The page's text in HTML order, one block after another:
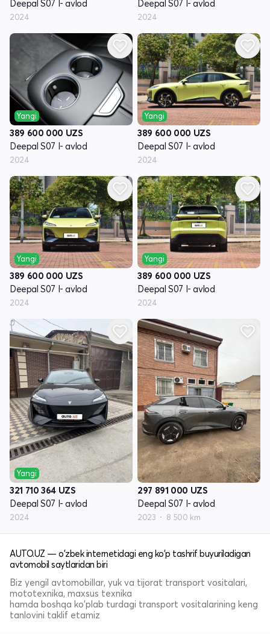
Deepal S07 I- avlod
2024
Deepal S07 I- avlod
2024
Yangi
389 600 000 UZS
Deepal S07 I- avlod
2024
Yangi
389 600 000 UZS
Deepal S07 I- avlod
2024
Yangi
389 600 000 UZS
Deepal S07 I- avlod
2024
Yangi
389 600 000 UZS
Deepal S07 I- avlod
2024
Yangi
321 710 364 UZS
Deepal S07 I- avlod
2024
297 891 000 UZS
Deepal S07 I- avlod
2023 8 500 km
AUTO.UZ — o'zbek internetidagi eng ko'p tashrif buyuriladigan
avtomobil saytlaridan biri
Biz yengil avtomobillar, yuk va tijorat transport vositalari,
mototexnika, maxsus texnika
hamda boshqa ko'plab turdagi transport vositalarining keng
tanlovini taklif etamiz